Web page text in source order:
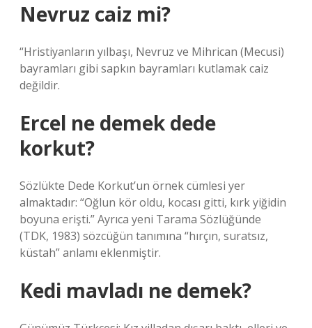
Nevruz caiz mi?
“Hristiyanların yılbaşı, Nevruz ve Mihrican (Mecusi)
bayramları gibi sapkın bayramları kutlamak caiz
değildir.
Ercel ne demek dede
korkut?
Sözlükte Dede Korkut’un örnek cümlesi yer
almaktadır: “Oğlun kör oldu, kocası gitti, kırk yiğidin
boyuna erişti.” Ayrıca yeni Tarama Sözlüğünde
(TDK, 1983) sözcüğün tanımına “hırçın, suratsız,
küstah” anlamı eklenmiştir.
Kedi mavladı ne demek?